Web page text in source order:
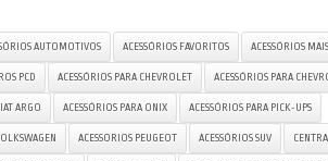
AUTOMOTIVOS ACESSÓRIOS FAVORITOS ACESSÓRIOS
PCD ACESSÓRIOS PARA CHEVROLET ACESSÓRIOS PARA
ARGO ACESSÓRIOS PARA ONIX ACESSÓRIOS PARA PICK-UPS
ACESSORIOS PEUGEOT ACESSÓRIOS SUV